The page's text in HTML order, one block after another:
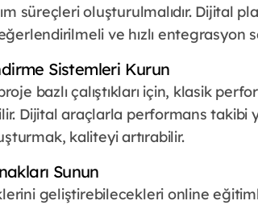
süreçleri oluşturulmalıdır. Dijital
ve hızlı entegrasyon
Sistemleri Kurun
bazlı çalıştıkları için, klasik
Dijital araçlarla performans takibi
kaliteyi artırabilir.
Sunun
geliştirebilecekleri online